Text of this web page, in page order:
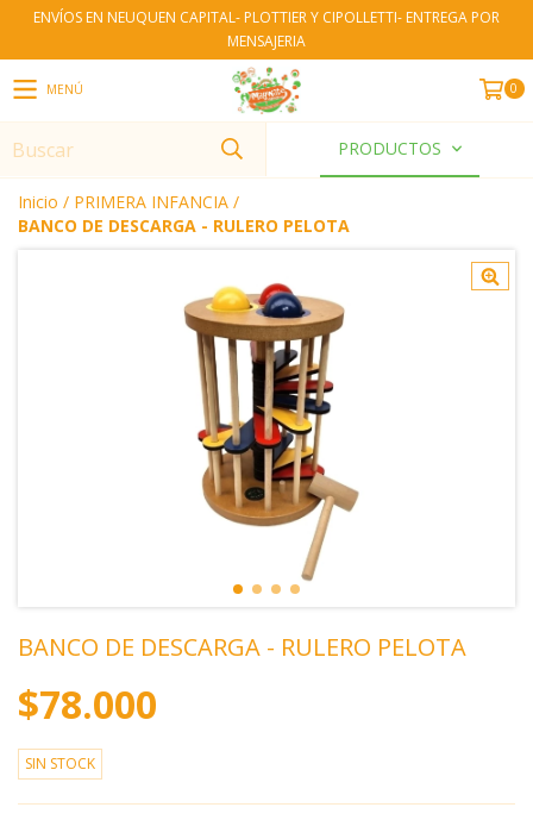
ENVÍOS EN NEUQUEN CAPITAL- PLOTTIER Y CIPOLLETTI- ENTREGA POR
MENSAJERIA
MENÚ 0
PRODUCTOS
Inicio / PRIMERA INFANCIA /
BANCO DE DESCARGA - RULERO PELOTA
BANCO DE DESCARGA - RULERO PELOTA
$78.000
SIN STOCK